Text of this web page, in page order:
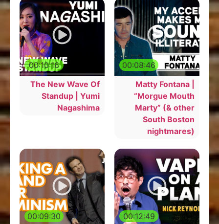
00:08:46
Matty Fontana |
“Morgue Mouth
Marty” (& other
South Boston
nightmares)
00:10:16
The New Wave Of
Standup | Yumi
Nagashima
00:12:49
00:09:30